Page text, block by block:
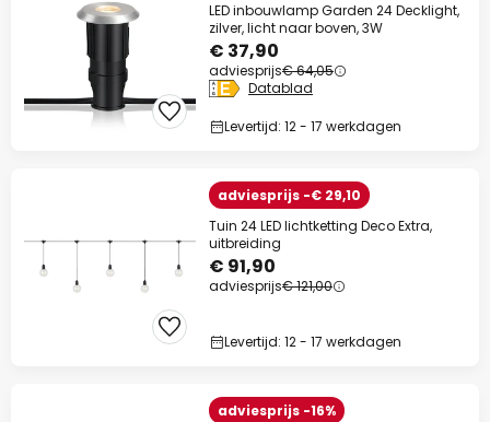
LED inbouwlamp Garden 24 Decklight,
zilver, licht naar boven, 3W
€ 37,90
adviesprijs€ 64,05
Datablad
Levertijd: 12 - 17 werkdagen
adviesprijs -€ 29,10
Tuin 24 LED lichtketting Deco Extra,
uitbreiding
€ 91,90
adviesprijs€ 121,00
Levertijd: 12 - 17 werkdagen
adviesprijs -16%